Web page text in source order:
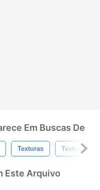
Em Buscas De
Texturas Textura
Este Arquivo